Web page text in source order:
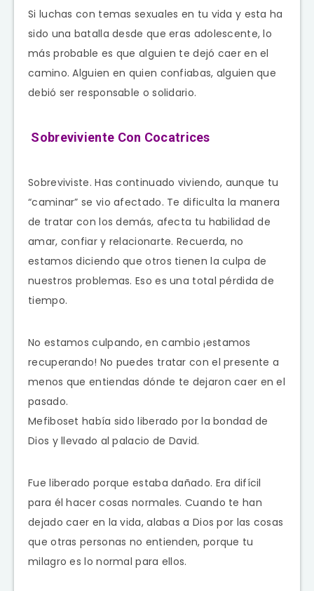
Si luchas con temas sexuales en tu vida y esta ha
sido una batalla desde que eras adolescente, lo
más probable es que alguien te dejó caer en el
camino. Alguien en quien confiabas, alguien que
debió ser responsable o solidario.
Sobreviviente Con Cocatrices
Sobreviviste. Has continuado viviendo, aunque tu
“caminar” se vio afectado. Te dificulta la manera
de tratar con los demás, afecta tu habilidad de
amar, confiar y relacionarte. Recuerda, no
estamos diciendo que otros tienen la culpa de
nuestros problemas. Eso es una total pérdida de
tiempo.
No estamos culpando, en cambio ¡estamos
recuperando! No puedes tratar con el presente a
menos que entiendas dónde te dejaron caer en el
pasado.
Mefiboset había sido liberado por la bondad de
Dios y llevado al palacio de David.
Fue liberado porque estaba dañado. Era difícil
para él hacer cosas normales. Cuando te han
dejado caer en la vida, alabas a Dios por las cosas
que otras personas no entienden, porque tu
milagro es lo normal para ellos.